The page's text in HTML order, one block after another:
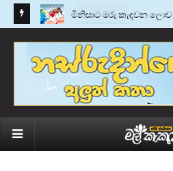
මිනිසාට මරු කැඳවන
කතු වැකි